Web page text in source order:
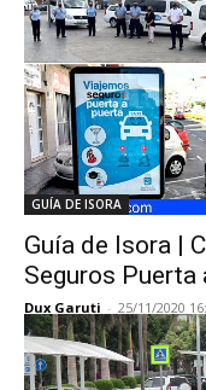
GUÍA DE ISORA
Guía de Isora |
Seguros Puerta
Dux Garuti - 25/11/2020